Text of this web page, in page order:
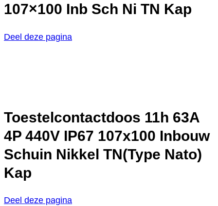
107×100 Inb Sch Ni TN Kap
Deel deze pagina
Toestelcontactdoos 11h 63A
4P 440V IP67 107x100 Inbouw
Schuin Nikkel TN(Type Nato)
Kap
Deel deze pagina